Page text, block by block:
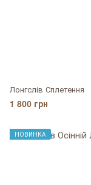
Лонгслів Сплетення
1 800 грн
НОВИНКА